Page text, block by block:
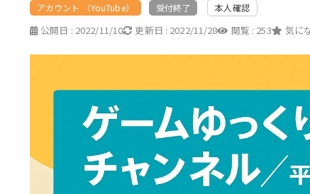
アカウント （YouTube） 受付終了 本人確認
公開日 : 2022/11/10 更新日 : 2022/11/28 閲覧 : 253 気に